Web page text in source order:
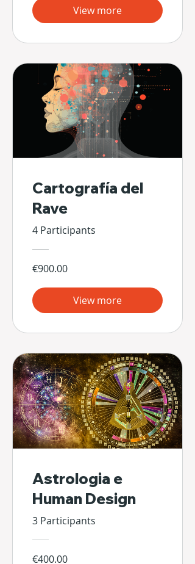
View more
Cartografía del
Rave
4 Participants
€900.00
View more
Astrologia e
Human Design
3 Participants
€400.00